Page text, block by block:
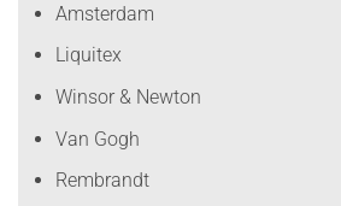
Amsterdam
Liquitex
Winsor & Newton
Van Gogh
Rembrandt